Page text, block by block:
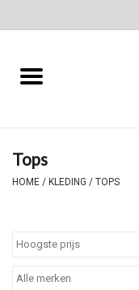
Home
Schoenen & Accessoires
Tops
HOME / KLEDING / TOPS